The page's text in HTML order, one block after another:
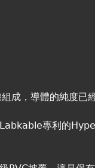
成，導體的純度已
專利的